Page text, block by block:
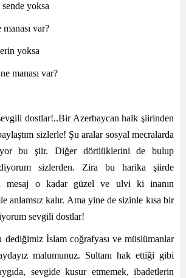
yoksa
var?
yoksa
manası var?
dostlar!..Bir Azerbaycan halk şiirinden
sizlerle! Şu aralar sosyal mecralarda
bu şiir. Diğer dörtlüklerini de bulup
sizlerden. Zira bu harika şiirde
mesaj o kadar güzel ve ulvi ki inanın
anlamsız kalır. Ama yine de sizinle kısa bir
sevgili dostlar!
dediğimiz İslam coğrafyası ve müslümanlar
malumunuz. Sultanı hak ettiği gibi
sevgide kusur etmemek, ibadetlerin